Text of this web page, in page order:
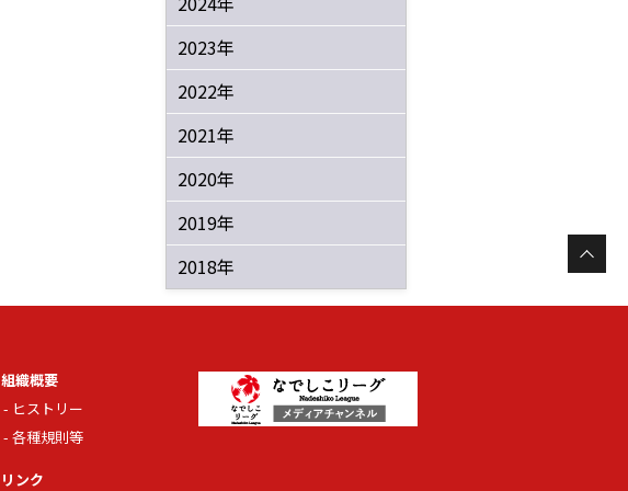
2023年
2022年
2021年
2020年
2019年
2018年
組織概要
ヒストリー
各種規則等
リンク